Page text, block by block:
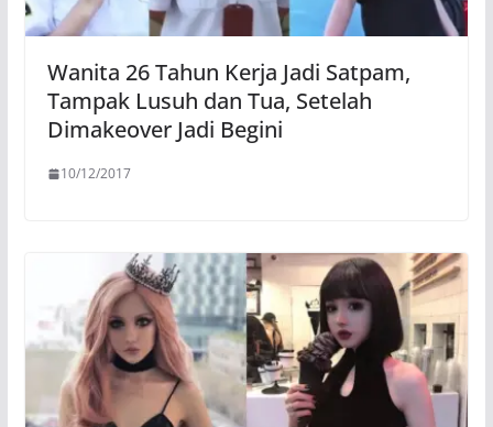
Wanita 26 Tahun Kerja Jadi Satpam,
Tampak Lusuh dan Tua, Setelah
Dimakeover Jadi Begini
10/12/2017